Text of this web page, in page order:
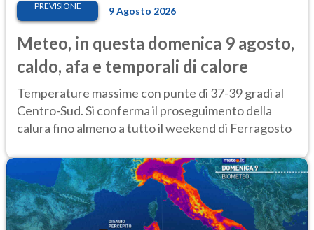
PREVISIONE 9 Agosto 2026
Meteo, in questa domenica 9 agosto,
caldo, afa e temporali di calore
Temperature massime con punte di 37-39 gradi al
Centro-Sud. Si conferma il proseguimento della
calura fino almeno a tutto il weekend di Ferragosto